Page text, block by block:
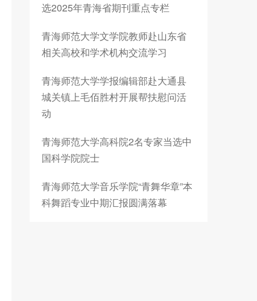
选2025年青海省期刊重点专栏
青海师范大学文学院教师赴山东省
相关高校和学术机构交流学习
青海师范大学学报编辑部赴大通县
城关镇上毛佰胜村开展帮扶慰问活
动
青海师范大学高科院2名专家当选中
国科学院院士
青海师范大学音乐学院“青舞华章”本
科舞蹈专业中期汇报圆满落幕